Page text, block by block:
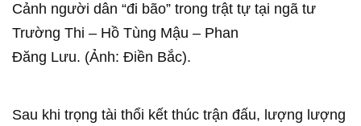
Cảnh người dân “đi bão” trong trật tự tại ngã tư
Trường Thi – Hồ Tùng Mậu – Phan
Đăng Lưu. (Ảnh: Điền Bắc).
Sau khi trọng tài thổi kết thúc trận đấu, lượng lượng